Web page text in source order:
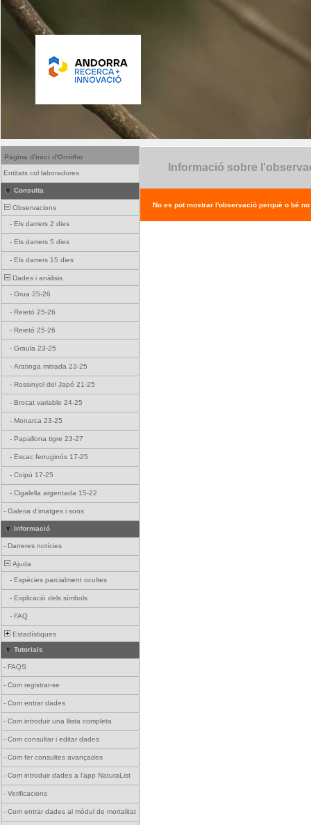
Pàgina d'inici d'Ornitho
Entitats col·laboradores
Consulta
Observacions
- Els darrers 2 dies
- Els darrers 5 dies
- Els darrers 15 dies
Dades i anàlisis
- Grua 25-26
- Reietó 25-26
- Reietó 25-26
- Graula 23-25
- Aratinga mitrada 23-25
- Rossinyol del Japó 21-25
- Brocat variable 24-25
- Monarca 23-25
- Papallona tigre 23-27
- Escac ferruginós 17-25
- Coipú 17-25
- Cigalella argentada 15-22
- Galeria d'imatges i sons
Informació
- Darreres notícies
Ajuda
- Espècies parcialment ocultes
- Explicació dels símbols
- FAQ
Estadístiques
Tutorials
- FAQS
- Com registrar-se
- Com entrar dades
- Com introduir una llista completa
- Com consultar i editar dades
- Com fer consultes avançades
- Com introduir dades a l'app NaturaList
- Verificacions
- Com entrar dades al mòdul de mortalitat
Informació sobre
No es pot mostrar l'observació perquè o bé